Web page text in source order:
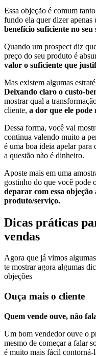
Essa objeção é comum
fundo ela quer dizer apenas
benefício suficiente no seu
Quando um prospect diz
preço do seu produto é
valor o suficiente que
Mas existem algumas
Deixando claro o custo-
mostrar qual a
cliente, a dor que ele pode
Dessa forma, você vai
continua valendo muito a
é uma boa ideia apelar
a questão não é dinheiro.
Aposte mais em uma
gostinho do que você pode
deparar com essa
produto/serviço.
Dicas práticas
vendas
Agora que já vimos
te mostrar agora algumas
objeções
Ouça mais o cliente
Quem vende ouve, não
Um bom vendedor ouve o
mesmo de começar a falar
é muito mais fácil contorná-